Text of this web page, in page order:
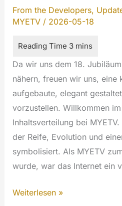
From the Developers,
MYETV/ 2026-05-18
Da wir uns dem 18.
nähern, freuen wir uns, eine
aufgebaute, elegant
vorzustellen. Willkommen
Inhaltsverteilung bei
der Reife, Evolution und
symbolisiert. Als MYETV
wurde, war das Internet ein
Das
Weiterlesen »